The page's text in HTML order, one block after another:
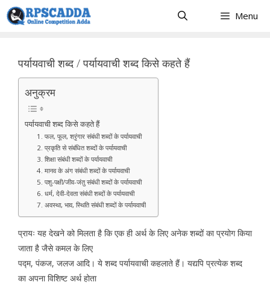
Skip
to
Menu
पर्यायवाची शब्द / पर्यायवाची शब्द किसे कहते हैं
अनुक्रम
पर्यायवाची शब्द किसे कहते हैं
1. फल, फूल, श्रृंगार संबंधी शब्दों के पर्यायवाची
2. प्रकृति से संबंधित शब्दों के पर्यायवाची
3. शिक्षा संबंधी शब्दों के पर्यायवाची
4. मानव के अंग संबंधी शब्दों के पर्यायवाची
5. पशु-पक्षी/जीव-जंतु संबंधी शब्दों के पर्यायवाची
6. धर्म, देवी-देवता संबंधी शब्दों के पर्यायवाची
7. अवस्था, भाव, स्थिति संबंधी शब्दों के पर्यायवाची
प्रायः यह देखने को मिलता है कि एक ही अर्थ के लिए अनेक शब्दों का प्रयोग किया
जाता है जैसे कमल के लिए
पद्म, पंकज, जलज आदि। ये शब्द पर्यायवाची कहलाते हैं। यद्यपि प्रत्येक शब्द
का अपना विशिष्ट अर्थ होता